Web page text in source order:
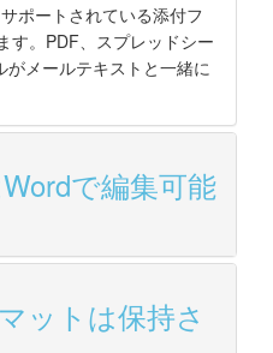
ポートされている添付フ
す。PDF、スプレッドシー
がメールテキストと一緒に
で編集可能
ットは保持さ